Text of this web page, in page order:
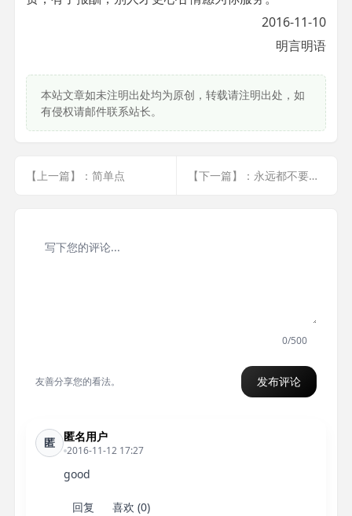
2016-11-10
明言明语
本站文章如未注明出处均为原创，转载请注明出处，如
有侵权请邮件联系站长。
【上一篇】：简单点 【下一篇】：永远都不要做的事
0/500
友善分享您的看法。 发布评论
匿 匿名用户
2016-11-12 17:27
good
回复 喜欢 (0)